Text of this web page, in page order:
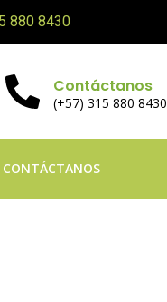
880 8430
Contáctanos
(+57) 315 880 8430
CONTÁCTANOS